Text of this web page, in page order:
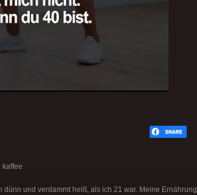
kaffee
und verdammt heiß, als ich 21 war. Meine Ernährung